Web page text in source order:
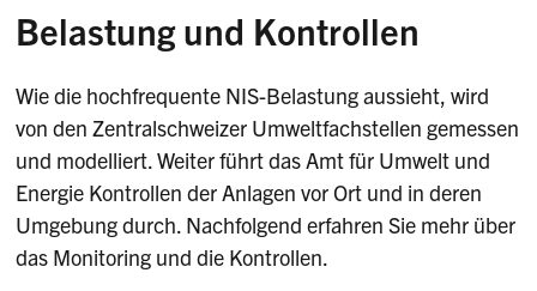
für kurze Zeit aufhalten können, eingehalten
allen vergleichbaren Anlagen summarisch.
möglicherweise biologische Wirkungen
auftreten. Da diese Effekte noch nicht genügend
vorsorglichen Anlagegrenzwert definiert, welcher
den Menschen vor schädlichen oder lästigen
Auswirkungen schützen soll. Der
Anlagegrenzwert muss überall dort, wo sich
Menschen über längere Zeit aufhalten, und für
jede Anlage separat eingehalten werden.
Belastung und Kontrollen
Wie die hochfrequente NIS-Belastung aussieht, wird
von den Zentralschweizer Umweltfachstellen gemessen
und modelliert. Weiter führt das Amt für Umwelt und
Energie Kontrollen der Anlagen vor Ort und in deren
Umgebung durch. Nachfolgend erfahren Sie mehr über
das Monitoring und die Kontrollen.